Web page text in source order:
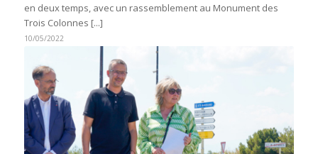
en deux temps, avec un rassemblement au Monument des
Trois Colonnes [...]
10/05/2022